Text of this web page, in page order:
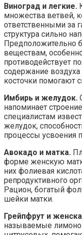
Виноград и легкие.
множества ветвей,
ответственными за
структура сильно
Предположительно
веществам,
противодействует
содержание воздуха
косточки помогают
Имбирь и желудок.
напоминает
специалистам
желудок,
процессы усвоения
Авокадо и матка.
форме женскую
них фолиевая
репродуктивного
Рацион, богатый
шейки матки.
Грейпфрут и
называемые